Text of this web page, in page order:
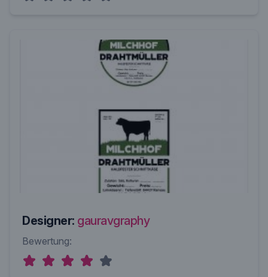
Designer: gauravgraphy
Bewertung: